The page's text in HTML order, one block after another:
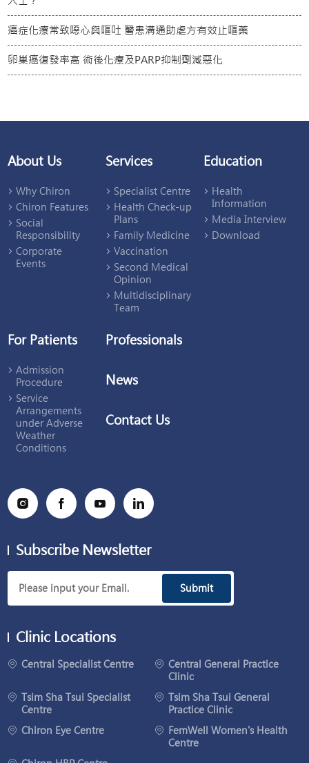
癌症化療常致噁心與嘔吐 醫患溝通助處方有效止嘔藥
卵巢癌復發率高 術後化療及PARP抑制劑減惡化
About Us
Why Chiron
Chiron Features
Social
Responsibility
Corporate
Events
Services
Specialist Centre
Health Check-up
Plans
Family Medicine
Vaccination
Second Medical
Opinion
Multidisciplinary
Team
Education
Health
Information
Media Interview
Download
For Patients
Admission
Procedure
Service
Arrangements
under Adverse
Weather
Conditions
Professionals
News
Contact Us
Subscribe Newsletter
Submit
Clinic Locations
Central Specialist Centre
Central General Practice
Clinic
Tsim Sha Tsui Specialist
Centre
Tsim Sha Tsui General
Practice Clinic
Chiron Eye Centre
FemWell Women's Health
Centre